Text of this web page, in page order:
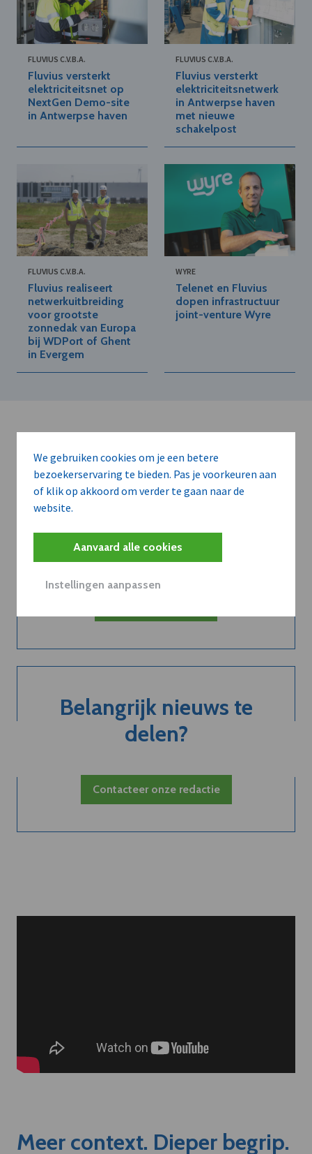
We gebruiken cookies om je een betere
bezoekerservaring te bieden. Pas je voorkeuren aan
of klik op akkoord om verder te gaan naar de
website.
Aanvaard alle cookies
Instellingen aanpassen
FLUVIUS C.V.B.A.
Fluvius versterkt
elektriciteitsnet op
NextGen Demo-site
in Antwerpse haven
FLUVIUS C.V.B.A.
Fluvius versterkt
elektriciteitsnetwerk
in Antwerpse haven
met nieuwe
schakelpost
FLUVIUS C.V.B.A.
Fluvius realiseert
netwerkuitbreiding
voor grootste
zonnedak van Europa
bij WDPort of Ghent
in Evergem
WYRE
Telenet en Fluvius
dopen infrastructuur
joint-venture Wyre
Kort de voordelen
abonnement...
Belangrijk nieuws te
delen?
Contacteer onze redactie
Meer context. Dieper begrip.